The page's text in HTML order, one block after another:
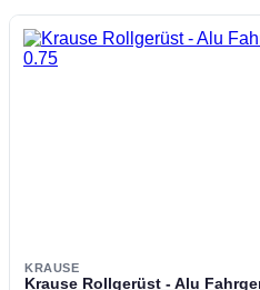
KRAUSE
Krause Rollgerüst - Alu